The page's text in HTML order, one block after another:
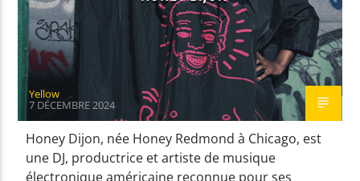
Yellow
7 DÉCEMBRE 2024
Honey Dijon, née Honey Redmond à Chicago, est
une DJ, productrice et artiste de musique
électronique américaine reconnue pour ses